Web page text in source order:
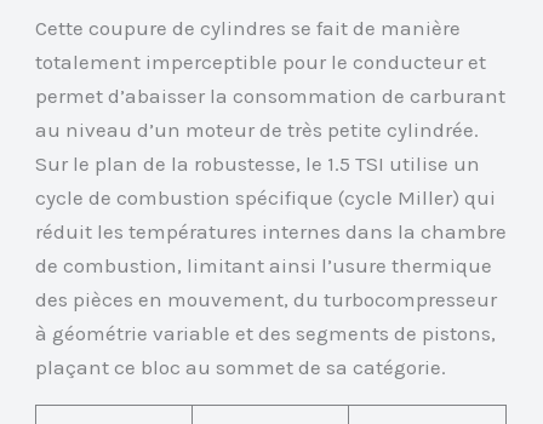
Cette coupure de cylindres se fait de manière
totalement imperceptible pour le conducteur et
permet d’abaisser la consommation de carburant
au niveau d’un moteur de très petite cylindrée.
Sur le plan de la robustesse, le 1.5 TSI utilise un
cycle de combustion spécifique (cycle Miller) qui
réduit les températures internes dans la chambre
de combustion, limitant ainsi l’usure thermique
des pièces en mouvement, du turbocompresseur
à géométrie variable et des segments de pistons,
plaçant ce bloc au sommet de sa catégorie.